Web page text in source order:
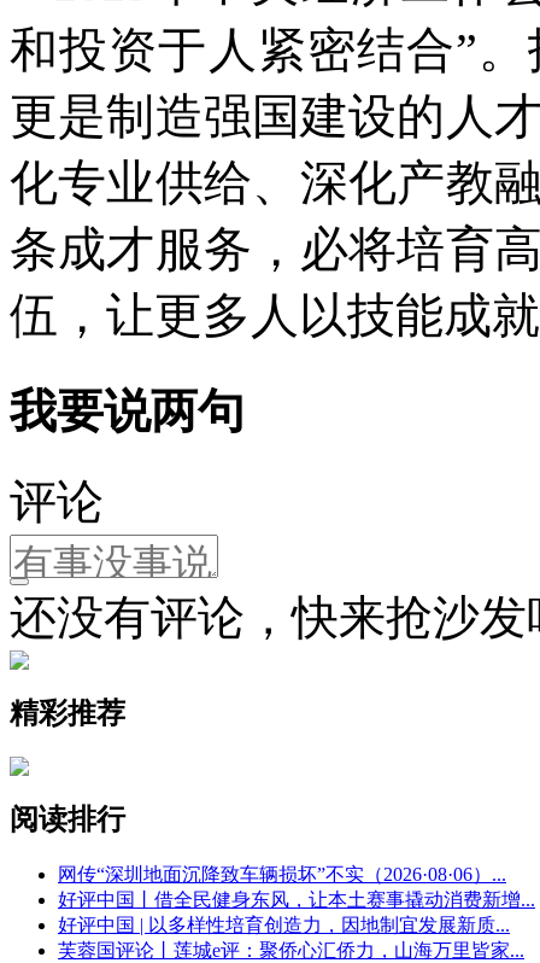
和投资于人紧密结合”
更是制造强国建设的人
化专业供给、深化产教
条成才服务，必将培育
伍，让更多人以技能成
我要说两句
评论
还没有评论，快来抢沙发
精彩推荐
阅读排行
网传“深圳地面沉降致车辆损坏”不实（2026·08·06） ...
好评中国丨借全民健身东风，让本土赛事撬动消费新增...
好评中国 | 以多样性培育创造力，因地制宜发展新质...
芙蓉国评论丨莲城e评：聚侨心汇侨力，山海万里皆家...